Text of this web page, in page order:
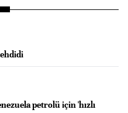
petrolü için 'hızlı